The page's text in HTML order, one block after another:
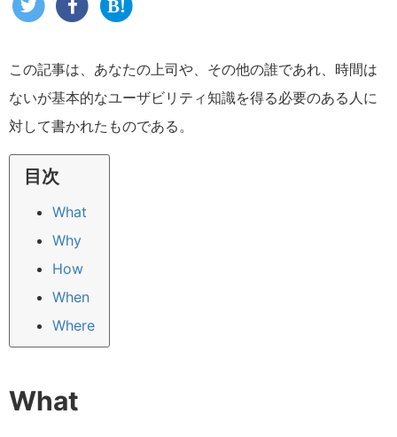
この記事は、あなたの上司や、その他の誰であれ、時間は
ないが基本的なユーザビリティ知識を得る必要のある人に
対して書かれたものである。
目次
What
Why
How
When
Where
What